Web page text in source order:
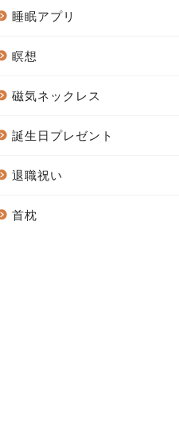
睡眠アプリ
瞑想
磁気ネックレス
誕生日プレゼント
退職祝い
首枕